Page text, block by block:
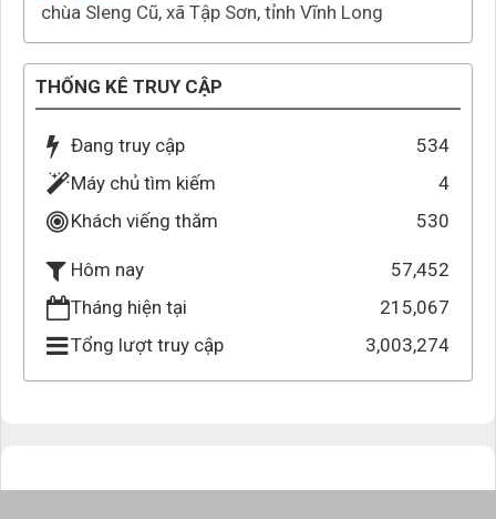
chùa Sleng Cũ, xã Tập Sơn, tỉnh Vĩnh Long
THỐNG KÊ TRUY CẬP
Đang truy cập
534
Máy chủ tìm kiếm
4
Khách viếng thăm
530
Hôm nay
57,452
Tháng hiện tại
215,067
Tổng lượt truy cập
3,003,274